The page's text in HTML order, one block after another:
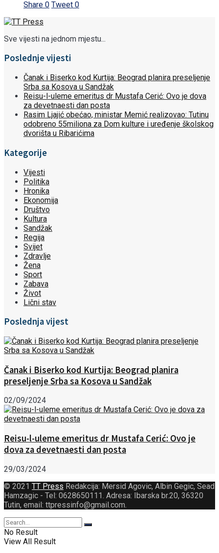
Share 0 Tweet 0
Sve vijesti na jednom mjestu...
Poslednje vijesti
Čanak i Biserko kod Kurtija: Beograd planira preseljenje
Srba sa Kosova u Sandžak
Reisu-l-uleme emeritus dr Mustafa Cerić: Ovo je dova
za devetnaesti dan posta
Rasim Ljajić obećao, ministar Memić realizovao: Tutinu
odobreno 55miliona za Dom kulture i uređenje školskog
dvorišta u Ribarićima
Kategorije
Vijesti
Politika
Hronika
Ekonomija
Društvo
Kultura
Sandžak
Regija
Svijet
Zdravlje
Žena
Sport
Zabava
Život
Lični stav
Poslednja vijest
Čanak i Biserko kod Kurtija: Beograd planira
preseljenje Srba sa Kosova u Sandžak
02/09/2024
Reisu-l-uleme emeritus dr Mustafa Cerić: Ovo je
dova za devetnaesti dan posta
29/03/2024
© 2021 TT Press Redakcija: Mersid Agovic, Albin Gegic, Sead
Hamzagic - Tel: 0628650111. Adresa: Ibarska br.20, 36320
Tutin, email: ttpressinfo@gmail.com.
No Result
View All Result